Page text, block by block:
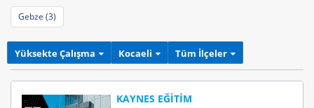
Gebze (3)
Yüksekte Çalışma Kocaeli Tüm İlçeler
KAYNES EĞİTİM